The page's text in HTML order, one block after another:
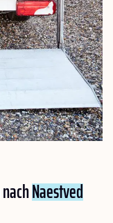
Naestved